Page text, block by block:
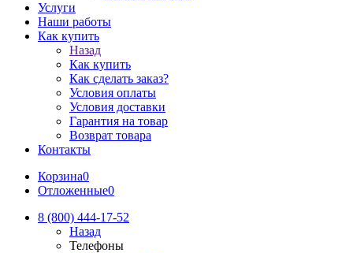
Услуги
Наши работы
Как купить
Назад
Как купить
Как сделать заказ?
Условия оплаты
Условия доставки
Гарантия на товар
Возврат товара
Контакты
Корзина0
Отложенные0
8 (800) 444-17-52
Назад
Телефоны